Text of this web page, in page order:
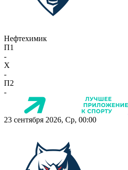
Нефтехимик
П1
-
X
-
П2
-
23 сентября 2026, Ср, 00:00